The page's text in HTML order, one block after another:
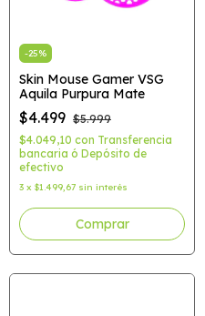
-25%
Skin Mouse Gamer VSG
Aquila Purpura Mate
$4.499 $5.999
$4.049,10 con Transferencia
bancaria ó Depósito de
efectivo
3 x $1.499,67 sin interés